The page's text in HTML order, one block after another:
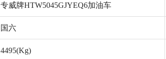
专威牌HTW5045GJYEQ6加油车
国六
4495(Kg)